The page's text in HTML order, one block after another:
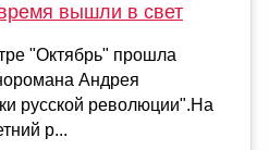
вышли в свет
"Октябрь" прошла
Андрея
русской революции".На
р...